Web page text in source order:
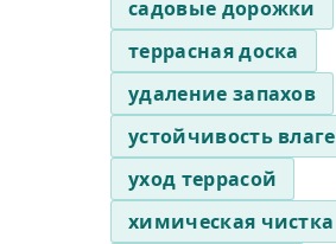
садовые дорожки
террасная доска
удаление запахов
устойчивость влаге
уход террасой
химическая чистка